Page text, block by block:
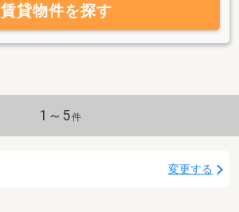
賃貸物件を探す
1～5件
変更する